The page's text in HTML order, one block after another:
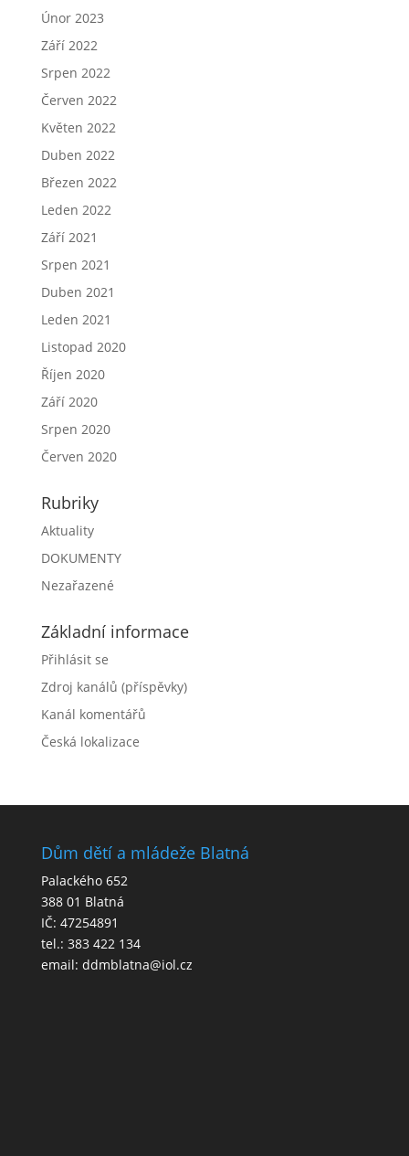
Únor 2023
Září 2022
Srpen 2022
Červen 2022
Květen 2022
Duben 2022
Březen 2022
Leden 2022
Září 2021
Srpen 2021
Duben 2021
Leden 2021
Listopad 2020
Říjen 2020
Září 2020
Srpen 2020
Červen 2020
Rubriky
Aktuality
DOKUMENTY
Nezařazené
Základní informace
Přihlásit se
Zdroj kanálů (příspěvky)
Kanál komentářů
Česká lokalizace
Dům dětí a mládeže Blatná
Palackého 652
388 01 Blatná
IČ: 47254891
tel.: 383 422 134
email: ddmblatna@iol.cz